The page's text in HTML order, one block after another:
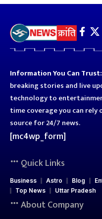
Information You Can Trust:
breaking stories and live
technology to
time coverage you can rely
source for 24/7 news.
[mc4wp_form]
Quick Links
Business Astro Blog
Top News
Uttar Pradesh
About Company